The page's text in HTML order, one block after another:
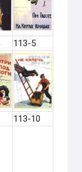
113-5
113-10